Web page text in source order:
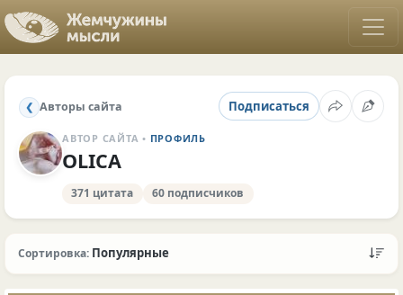
❮ Авторы сайта Подписаться
АВТОР САЙТА • ПРОФИЛЬ
OLICA
371 цитата 60 подписчиков
Сортировка: Популярные